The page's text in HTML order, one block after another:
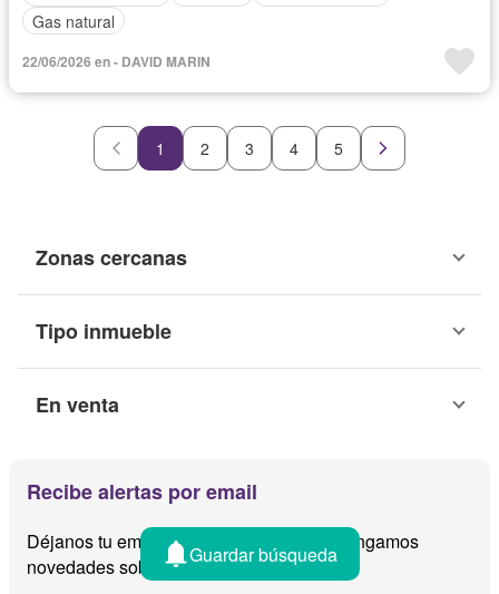
Gas natural
22/06/2026 en - DAVID MARIN
1 2 3 4 5
Zonas cercanas
Tipo inmueble
En venta
Recibe alertas por email
Déjanos tu email y te avisamos cuando tengamos
novedades sobre
Guardar búsqueda